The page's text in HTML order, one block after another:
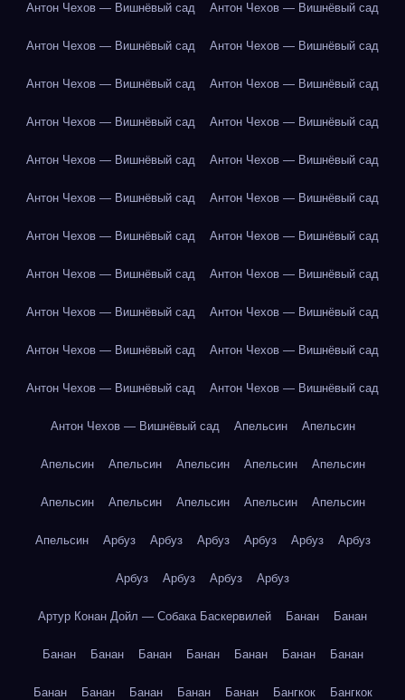
Антон Чехов — Вишнёвый сад Антон Чехов — Вишнёвый сад
Антон Чехов — Вишнёвый сад Антон Чехов — Вишнёвый сад
Антон Чехов — Вишнёвый сад Антон Чехов — Вишнёвый сад
Антон Чехов — Вишнёвый сад Антон Чехов — Вишнёвый сад
Антон Чехов — Вишнёвый сад Антон Чехов — Вишнёвый сад
Антон Чехов — Вишнёвый сад Антон Чехов — Вишнёвый сад
Антон Чехов — Вишнёвый сад Антон Чехов — Вишнёвый сад
Антон Чехов — Вишнёвый сад Антон Чехов — Вишнёвый сад
Антон Чехов — Вишнёвый сад Антон Чехов — Вишнёвый сад
Антон Чехов — Вишнёвый сад Антон Чехов — Вишнёвый сад
Антон Чехов — Вишнёвый сад Антон Чехов — Вишнёвый сад
Антон Чехов — Вишнёвый сад Апельсин Апельсин
Апельсин Апельсин Апельсин Апельсин Апельсин
Апельсин Апельсин Апельсин Апельсин Апельсин
Апельсин Арбуз Арбуз Арбуз Арбуз Арбуз Арбуз
Арбуз Арбуз Арбуз Арбуз
Артур Конан Дойл — Собака Баскервилей Банан Банан
Банан Банан Банан Банан Банан Банан Банан
Банан Банан Банан Банан Банан Бангкок Бангкок